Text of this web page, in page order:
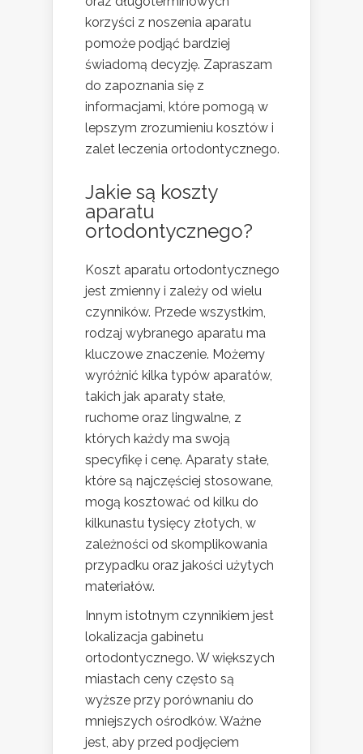
korzyści z noszenia aparatu
pomoże podjąć bardziej
świadomą decyzję. Zapraszam
do zapoznania się z
informacjami, które pomogą w
lepszym zrozumieniu kosztów i
zalet leczenia ortodontycznego.
Jakie są koszty
aparatu
ortodontycznego?
Koszt aparatu ortodontycznego
jest zmienny i zależy od wielu
czynników. Przede wszystkim,
rodzaj wybranego aparatu ma
kluczowe znaczenie. Możemy
wyróżnić kilka typów aparatów,
takich jak aparaty stałe,
ruchome oraz lingwalne, z
których każdy ma swoją
specyfikę i cenę. Aparaty stałe,
które są najczęściej stosowane,
mogą kosztować od kilku do
kilkunastu tysięcy złotych, w
zależności od skomplikowania
przypadku oraz jakości użytych
materiałów.
Innym istotnym czynnikiem jest
lokalizacja gabinetu
ortodontycznego. W większych
miastach ceny często są
wyższe przy porównaniu do
mniejszych ośrodków. Ważne
jest, aby przed podjęciem